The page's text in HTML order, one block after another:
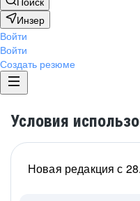
Инзер
Войти
Войти
Создать резюме
Условия
Новая редакция с